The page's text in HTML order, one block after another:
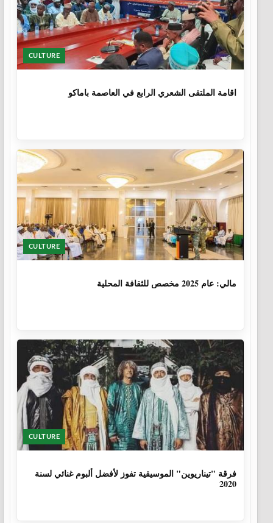
CULTURE
اقامة الملتقى الشعري الرابع في العاصمة باماكو
CULTURE
مالي: عام 2025 مخصص للثقافة المحلية
CULTURE
فرقة "تيناريوين" الموسيقية تفوز لأفضل ألبوم غنائي لسنة
2020